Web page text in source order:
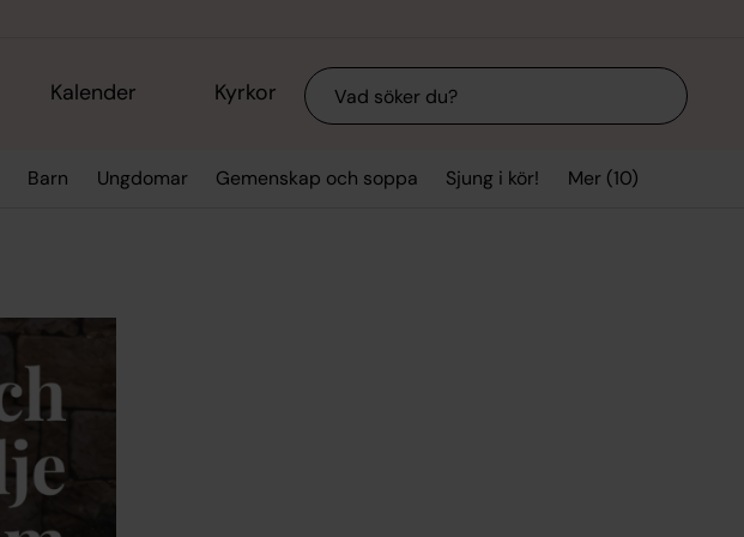
Kalender Kyrkor Sök
Barn Ungdomar Gemenskap och soppa Sjung i kör! Mer (10)